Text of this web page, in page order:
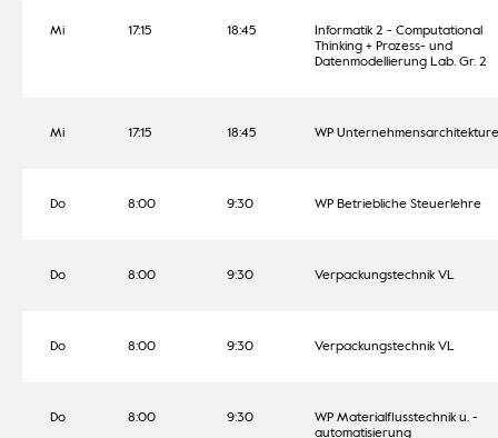
Mi 17:15 18:45
Informatik 2 - Computational
Thinking + Prozess- und
Datenmodellierung Lab. Gr. 2
Mi 17:15 18:45 WP
Do 8:00 9:30 WP Betriebliche Steuerlehre
Do 8:00 9:30 Verpackungstechnik VL
Do 8:00 9:30 Verpackungstechnik VL
Do 8:00 9:30
WP Materialflusstechnik u. -
automatisierung